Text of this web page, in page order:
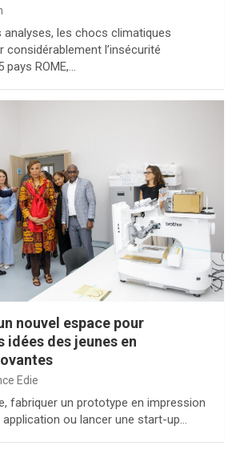
analyses, les chocs climatiques
considérablement l’insécurité
pays ROME,…
nouvel espace pour
des jeunes en
Edie
fabriquer un prototype en impression
application ou lancer une start-up…